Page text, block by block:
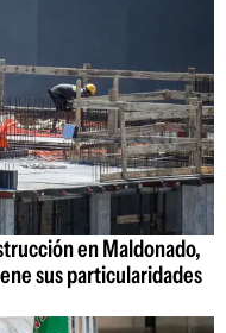
en Maldonado,
sus particularidades